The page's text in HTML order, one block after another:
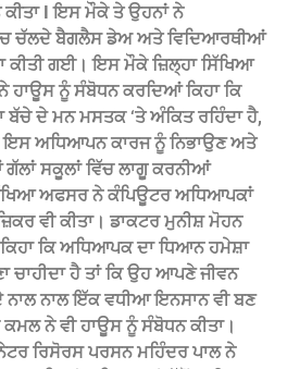
I ਇਸ ਮੌਕੇ ਤੇ ਉਹਨਾਂ ਨੇ
ਚੱਲਦੇ ਬੈਗਲੈਸ ਡੇਅ ਅਤੇ ਵਿਦਿਆਰਥੀਆਂ
ਕੀਤੀ ਗਈ। ਇਸ ਮੌਕੇ ਜ਼ਿਲ੍ਹਾ ਸਿੱਖਿਆ
ਹਾਊਸ ਨੂੰ ਸੰਬੋਧਨ ਕਰਦਿਆਂ ਕਿਹਾ ਕਿ
ਦੇ ਮਨ ਮਸਤਕ ‘ਤੇ ਅੰਕਿਤ ਰਹਿੰਦਾ ਹੈ,
ਅਧਿਆਪਨ ਕਾਰਜ ਨੂੰ ਨਿਭਾਉਣ ਅਤੇ
ਸਕੂਲਾਂ ਵਿੱਚ ਲਾਗੂ ਕਰਨੀਆਂ
ਅਫਸਰ ਨੇ ਕੰਪਿਊਟਰ ਅਧਿਆਪਕਾਂ
ਵੀ ਕੀਤਾ। ਡਾਕਟਰ ਮੁਨੀਸ਼ ਮੋਹਨ
ਕਿ ਅਧਿਆਪਕ ਦਾ ਧਿਆਨ ਹਮੇਸ਼ਾ
ਚਾਹੀਦਾ ਹੈ ਤਾਂ ਕਿ ਉਹ ਆਪਣੇ ਜੀਵਨ
ਨਾਲ ਨਾਲ ਇੱਕ ਵਧੀਆ ਇਨਸਾਨ ਵੀ ਬਣ
ਨੇ ਵੀ ਹਾਊਸ ਨੂੰ ਸੰਬੋਧਨ ਕੀਤਾ।
ਰਿਸੋਰਸ ਪਰਸਨ ਮਹਿੰਦਰ ਪਾਲ ਨੇ